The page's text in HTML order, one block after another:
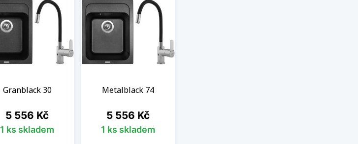
Granblack 30
Cena
5 556 Kč
1 ks skladem
Metalblack 74
Cena
5 556 Kč
1 ks skladem